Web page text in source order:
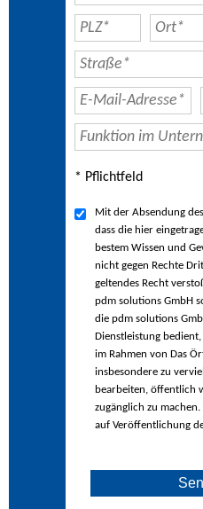
* Pflichtfeld
Mit der Absendung
dass die hier
bestem Wissen und
nicht gegen Rechte
geltendes Recht
pdm solutions GmbH
die pdm solutions
Dienstleistung
im Rahmen von Das
insbesondere zu
bearbeiten, öffentlich
zugänglich zu
auf Veröffentlichung